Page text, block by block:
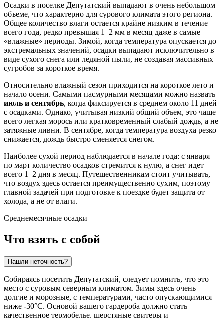
Осадки в поселке Депутатский выпадают в очень небольшом
объеме, что характерно для сурового климата этого региона.
Общее количество влаги остается крайне низким в течение
всего года, редко превышая 1–2 мм в месяц даже в самые
«влажные» периоды. Зимой, когда температура опускается до
экстремальных значений, осадки выпадают исключительно в
виде сухого снега или ледяной пыли, не создавая массивных
сугробов за короткое время.
Относительно влажный сезон приходится на короткое лето и
начало осени. Самыми пасмурными месяцами можно назвать
июль и сентябрь, когда фиксируется в среднем около 11 дней
с осадками. Однако, учитывая низкий общий объем, это чаще
всего легкая морось или кратковременный слабый дождь, а не
затяжные ливни. В сентябре, когда температура воздуха резко
снижается, дождь быстро сменяется снегом.
Наиболее сухой период наблюдается в начале года: с января
по март количество осадков стремится к нулю, а снег идет
всего 1–2 дня в месяц. Путешественникам стоит учитывать,
что воздух здесь остается преимущественно сухим, поэтому
главной задачей при подготовке к поездке будет защита от
холода, а не от влаги.
Среднемесячные осадки
Что взять с собой
Нашли неточность?
Собираясь посетить Депутатский, следует помнить, что это
место с суровым северным климатом. Зимы здесь очень
долгие и морозные, с температурами, часто опускающимися
ниже -30°C. Основой вашего гардероба должно стать
качественное термобелье, шерстяные свитеры и